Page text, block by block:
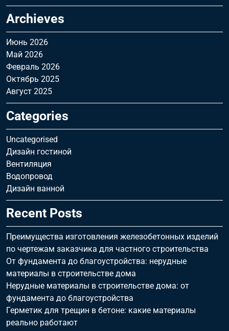
Archieves
Июнь 2026
Май 2026
Февраль 2026
Октябрь 2025
Август 2025
Categories
Uncategorised
Дизайн гостиной
Вентиляция
Водопровод
Дизайн ванной
Recent Posts
Преимущества изготовления железобетонных изделий
по чертежам заказчика для частного строительства
От фундамента до благоустройства: нерудные
материалы в строительстве дома
Нерудные материалы в строительстве дома: от
фундамента до благоустройства
Герметик для трещин в бетоне: какие материалы
реально работают